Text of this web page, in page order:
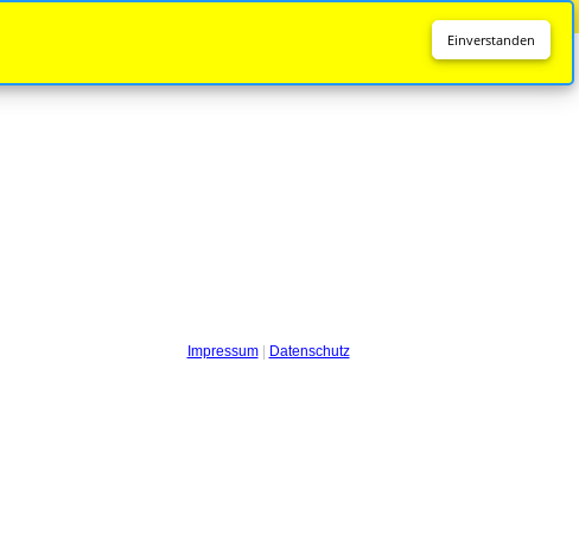
Impressum| Datenschutz
Einverstanden